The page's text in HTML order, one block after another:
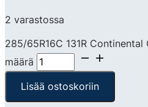
2 varastossa
285/65R16C 131R
määrä
Lisää ostoskoriin